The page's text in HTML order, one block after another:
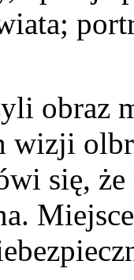
obraz
wizji
się,